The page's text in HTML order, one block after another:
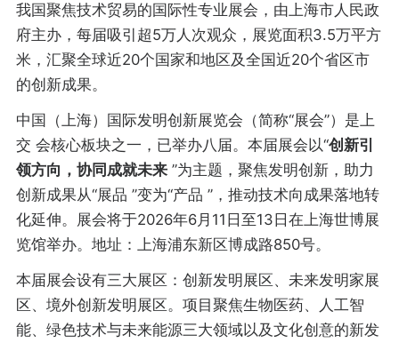
我国聚焦技术贸易的国际性专业展会，由上海市人民政
府主办，每届吸引超5万人次观众，展览面积3.5万平方
米，汇聚全球近20个国家和地区及全国近20个省区市
的创新成果。
中国（上海）国际发明创新展览会（简称“展会”）是上
交 会核心板块之一，已举办八届。本届展会以“创新引
领方向，协同成就未来”为主题，聚焦发明创新，助力
创新成果从“展品 ”变为“产品 ”，推动技术向成果落地转
化延伸。展会将于2026年6月11日至13日在上海世博展
览馆举办。地址：上海浦东新区博成路850号。
本届展会设有三大展区：创新发明展区、未来发明家展
区、境外创新发明展区。项目聚焦生物医药、人工智
能、绿色技术与未来能源三大领域以及文化创意的新发